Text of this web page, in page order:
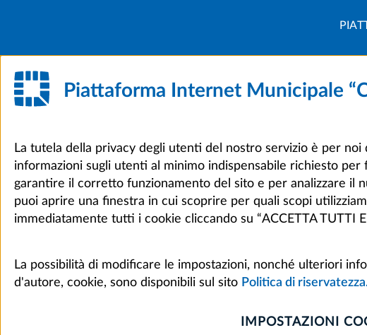
Piattaforma Internet Municipale
La tutela della privacy degli utenti del nostro servizio è per
informazioni sugli utenti al minimo indispensabile richiesto
garantire il corretto funzionamento del sito e per analizzare il
puoi aprire una finestra in cui scoprire per quali scopi
immediatamente tutti i cookie cliccando su “ACCETTA TUTTI E
La possibilità di modificare le impostazioni, nonché ulteriori
d'autore, cookie, sono disponibili sul sito Politica di
IMPOSTAZIONI